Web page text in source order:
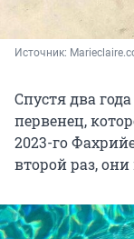
Источник:
Спустя два
первенец,
2023-го
второй раз,